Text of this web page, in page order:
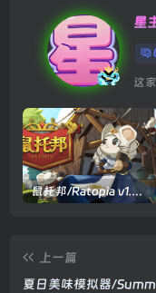
星
这
鼠托邦/Ratopia v1.0.0530|策略模拟|容量2.9GB|官方中文版
上一篇
夏日美味模拟器/